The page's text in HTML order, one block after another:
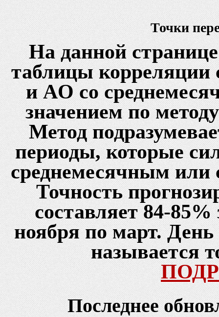
Точки
На данной
таблицы корреляции
и AO со
значением по
Метод
периоды, которые
среднемесячным или
Точность
составляет 84-
ноября по март.
называется
Последнее